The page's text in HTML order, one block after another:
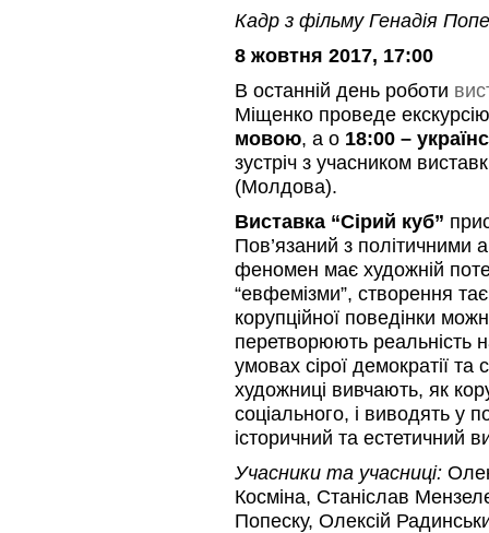
Кадр з фільму Генадія
8 жовтня 2017, 17:00
В останній день роботи
Міщенко проведе екскурсію
мовою, а о 18:00 –
зустріч з учасником
(Молдова).
Виставка “Сірий куб”
Пов’язаний з політичними
феномен має художній
“евфемізми”, створення
корупційної поведінки
перетворюють реальність
умовах сірої демократії та
художниці вивчають, як
соціального, і виводять у
історичний та естетичний
Учасники та учасниці:
Косміна, Станіслав
Попеску, Олексій